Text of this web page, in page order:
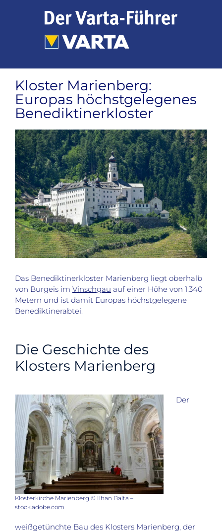
Kloster Marienberg:
Europas höchstgelegenes
Benediktinerkloster
Zeige
grösseres
Bild
Das Benediktinerkloster Marienberg liegt oberhalb
von Burgeis im Vinschgau auf einer Höhe von 1.340
Metern und ist damit Europas höchstgelegene
Benediktinerabtei.
Die Geschichte des
Klosters Marienberg
Klosterkirche Marienberg © Ilhan Balta –
stock.adobe.com
Der
weißgetünchte Bau des Klosters Marienberg, der